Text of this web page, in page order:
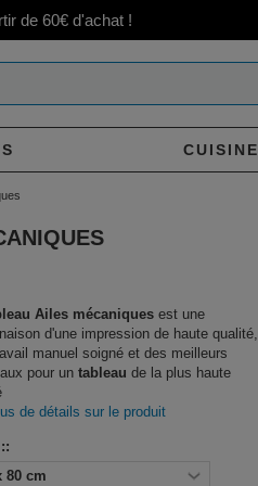
de 60€ d'achat !
CUISINE
Ailes mécaniques est une
d'une impression de haute qualité,
manuel soigné et des meilleurs
pour un tableau de la plus haute
de détails sur le produit